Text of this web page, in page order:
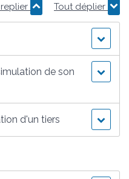
Tout déplier
de son
d'un tiers